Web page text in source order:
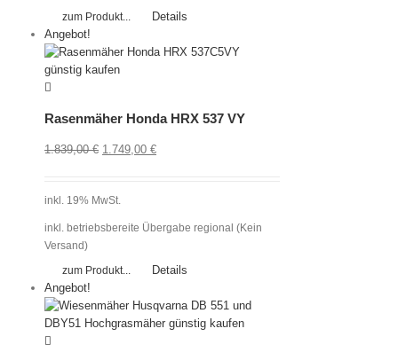
zum Produkt...
Details
Angebot!
Rasenmäher Honda HRX 537 VY
1.839,00€ 1.749,00 €
inkl. 19% MwSt.
inkl. betriebsbereite Übergabe regional (Kein
Versand)
zum Produkt...
Details
Angebot!